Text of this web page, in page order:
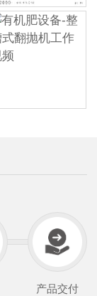
产品交付